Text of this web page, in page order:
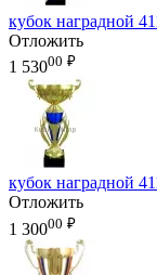
кубок наградной
Отложить
1 53000 ₽
кубок наградной
Отложить
1 30000 ₽